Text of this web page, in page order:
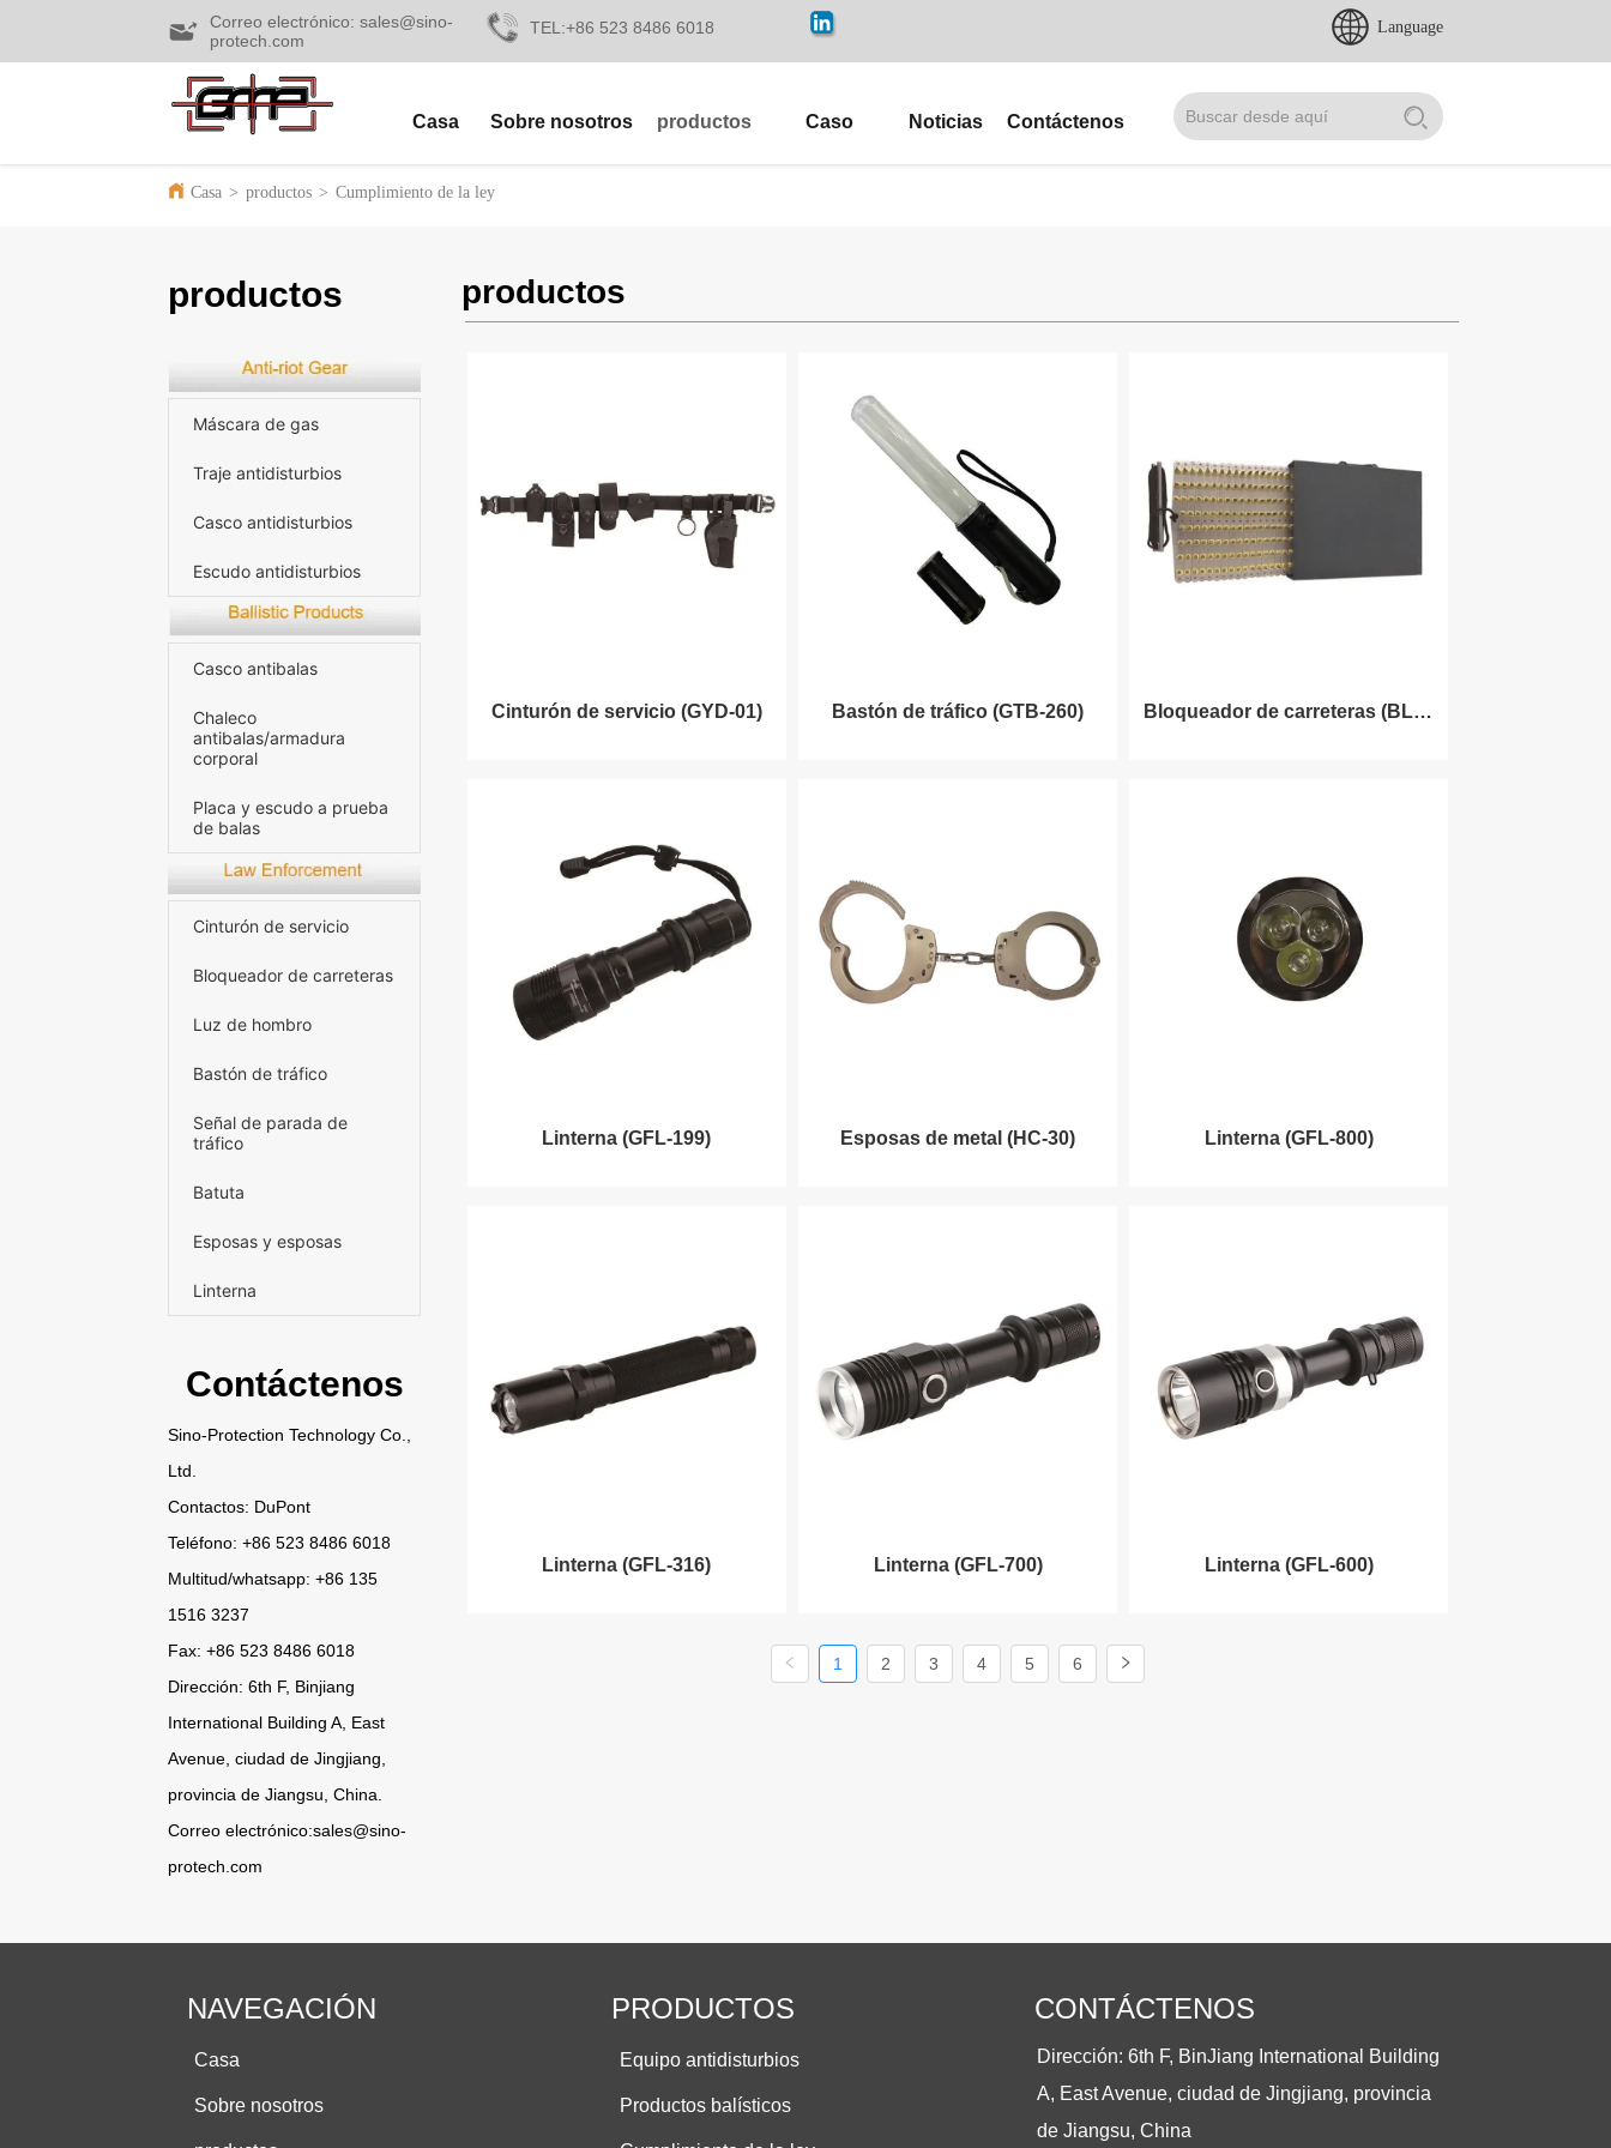
Correo electrónico: sales@sino-
protech.com
TEL:+86 523 8486 6018 Language
Casa Sobre nosotros productos Caso Noticias Contáctenos
Casa > productos > Cumplimiento de la ley
productos
Máscara de gas
Traje antidisturbios
Casco antidisturbios
Escudo antidisturbios
Casco antibalas
Chaleco
antibalas/armadura
corporal
Placa y escudo a prueba
de balas
Cinturón de servicio
Bloqueador de carreteras
Luz de hombro
Bastón de tráfico
Señal de parada de
tráfico
Batuta
Esposas y esposas
Linterna
Contáctenos
Sino-Protection Technology Co.,
Ltd.
Contactos: DuPont
Teléfono: +86 523 8486 6018
Multitud/whatsapp: +86 135
1516 3237
Fax: +86 523 8486 6018
Dirección: 6th F, Binjiang
International Building A, East
Avenue, ciudad de Jingjiang,
provincia de Jiangsu, China.
Correo electrónico:sales@sino-
protech.com
productos
Cinturón de servicio (GYD-01) Bastón de tráfico (GTB-260) Bloqueador de carreteras (BLK-
Linterna (GFL-199) Esposas de metal (HC-30) Linterna (GFL-800)
Linterna (GFL-316) Linterna (GFL-700) Linterna (GFL-600)
1 2 3 4 5 6
NAVEGACIÓN
Casa
Sobre nosotros
PRODUCTOS
Equipo antidisturbios
Productos balísticos
CONTÁCTENOS
Dirección: 6th F, BinJiang International Building
A, East Avenue, ciudad de Jingjiang, provincia
de Jiangsu, China